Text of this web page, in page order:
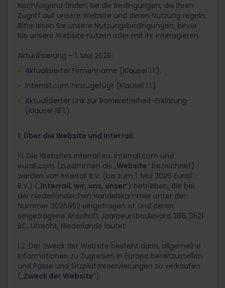
Nachfolgend finden Sie die Bedingungen, die Ihren
Zugriff auf unsere Website und deren Nutzung regeln.
Bitte lesen Sie unsere Nutzungsbedingungen, bevor
Sie unsere Website nutzen oder mit ihr interagieren.
Aktualisierung – 1. Mai 2026:
Aktualisierter Firmenname (Klausel 1.1.).
Interrail.com hinzugefügt (Klausel 1.1.).
Aktualisierter Link zur Barrierefreiheit-Erklärung
(Klausel 18.1.).
1. Über die Website und Interrail
1.1. Die Websites interrail.eu, interrail.com und
eurail.com (zusammen als „Website“ bezeichnet)
werden von Interrail B.V. (bis zum 1. Mai 2026 Eurail
B.V.) („Interrail, wir, uns, unser“) betrieben, die bei
der niederländischen Handelskammer unter der
Nummer 3026952 eingetragen ist und deren
eingetragene Anschrift Jaarbeursboulevard 286, 3521
BC, Utrecht, Niederlande lautet.
1.2. Der Zweck der Website besteht darin, allgemeine
Informationen zu Zugreisen in Europa bereitzustellen
und Pässe und Sitzplatzreservierungen zu verkaufen
(„Zweck der Website“).